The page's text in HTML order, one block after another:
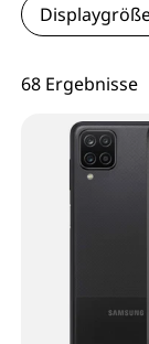
68 Ergebnisse